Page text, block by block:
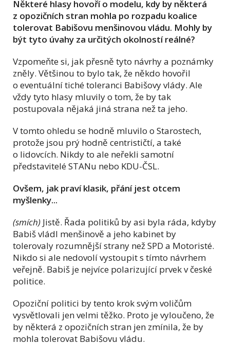
Některé hlasy hovoří o modelu, kdy by některá
z opozičních stran mohla po rozpadu koalice
tolerovat Babišovu menšinovou vládu. Mohly by
být tyto úvahy za určitých okolností reálné?
Vzpomeňte si, jak přesně tyto návrhy a poznámky
zněly. Většinou to bylo tak, že někdo hovořil
o eventuální tiché toleranci Babišovy vlády. Ale
vždy tyto hlasy mluvily o tom, že by tak
postupovala nějaká jiná strana než ta jeho.
V tomto ohledu se hodně mluvilo o Starostech,
protože jsou prý hodně centrističtí, a také
o lidovcích. Nikdy to ale neřekli samotní
představitelé STANu nebo KDU-ČSL.
Ovšem, jak praví klasik, přání jest otcem
myšlenky...
(smích) Jistě. Řada politiků by asi byla ráda, kdyby
Babiš vládl menšinově a jeho kabinet by
tolerovaly rozumnější strany než SPD a Motoristé.
Nikdo si ale nedovolí vystoupit s tímto návrhem
veřejně. Babiš je nejvíce polarizující prvek v české
politice.
Opoziční politici by tento krok svým voličům
vysvětlovali jen velmi těžko. Proto je vyloučeno, že
by některá z opozičních stran jen zmínila, že by
mohla tolerovat Babišovu vládu.